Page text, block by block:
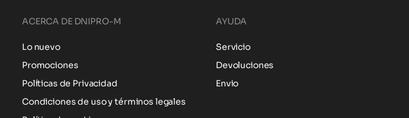
ACERCA DE DNIPRO-M
Lo nuevo
Promociones
Políticas de Privacidad
Condiciones de uso y términos legales
AYUDA
Servicio
Devoluciones
Envio